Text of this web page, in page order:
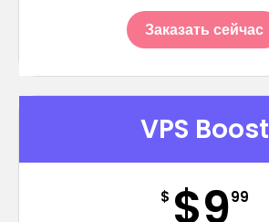
Заказать сейчас
VPS Boost
$ $999